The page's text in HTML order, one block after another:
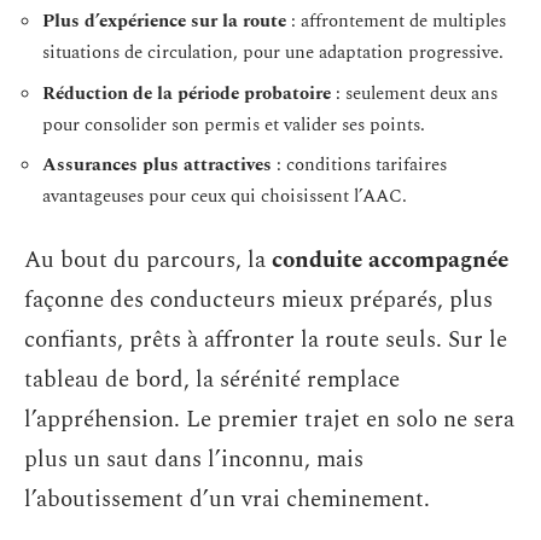
Plus d’expérience sur la route : affrontement de multiples
situations de circulation, pour une adaptation progressive.
Réduction de la période probatoire : seulement deux ans
pour consolider son permis et valider ses points.
Assurances plus attractives : conditions tarifaires
avantageuses pour ceux qui choisissent l’AAC.
Au bout du parcours, laconduite accompagnée
façonne des conducteurs mieux préparés, plus
confiants, prêts à affronter la route seuls. Sur le
tableau de bord, la sérénité remplace
l’appréhension. Le premier trajet en solo ne sera
plus un saut dans l’inconnu, mais
l’aboutissement d’un vrai cheminement.